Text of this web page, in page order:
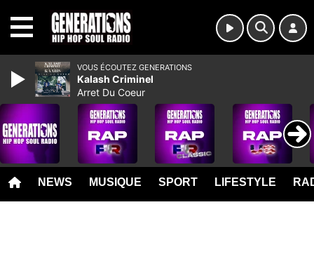
NEWS MUSIQUE SPORT LIFESTYLE
VOUS ÉCOUTEZ GENERATIONS
Kalash Criminel
Arret Du Coeur